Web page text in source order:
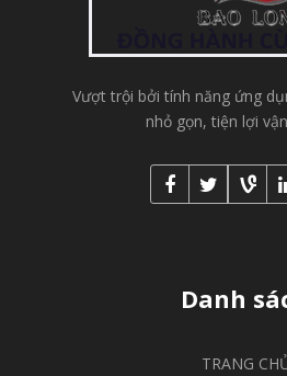
Vượt trội bởi tính năng ứng
nhỏ gọn, tiện lợi
Danh
TRANG